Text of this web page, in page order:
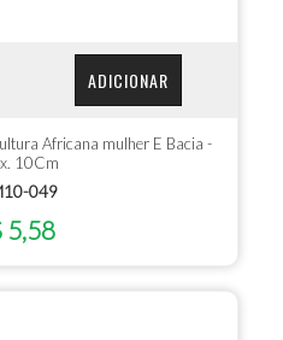
ADICIONAR
Africana mulher E Bacia -
10Cm
049
5,58